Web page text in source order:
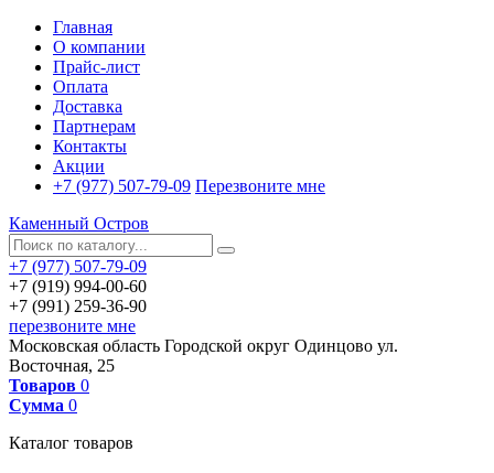
Главная
О компании
Прайс-лист
Оплата
Доставка
Партнерам
Контакты
Акции
+7 (977) 507-79-09 Перезвоните мне
Каменный Остров
+7 (977) 507-79-09
+7 (919) 994-00-60
+7 (991) 259-36-90
перезвоните мне
Московская область Городской округ Одинцово ул.
Восточная, 25
Товаров 0
Сумма 0
Каталог товаров